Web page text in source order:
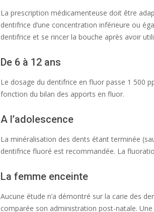
La prescription médicamenteuse doit être
dentifrice d’une concentration inférieure ou
dentifrice et se rincer la bouche après avoir
De 6 à 12 ans
Le dosage du dentifrice en fluor passe 1 500
fonction du bilan des apports en fluor.
A l’adolescence
La minéralisation des dents étant terminée
dentifrice fluoré est recommandée. La
La femme enceinte
Aucune étude n’a démontré sur la carie des
comparée son administration post-natale. Une